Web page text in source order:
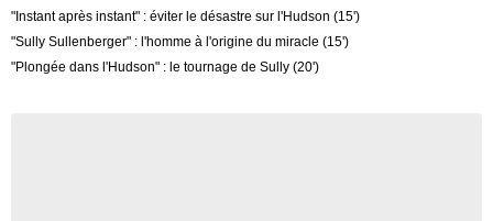
"Instant après instant" : éviter le désastre sur l'Hudson (15')
"Sully Sullenberger" : l'homme à l'origine du miracle (15')
"Plongée dans l'Hudson" : le tournage de Sully (20')